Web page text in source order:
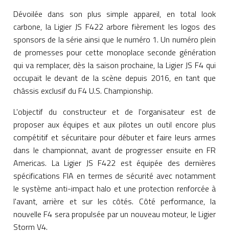
Dévoilée dans son plus simple appareil, en total look
carbone, la Ligier JS F422 arbore fièrement les logos des
sponsors de la série ainsi que le numéro 1. Un numéro plein
de promesses pour cette monoplace seconde génération
qui va remplacer, dès la saison prochaine, la Ligier JS F4 qui
occupait le devant de la scène depuis 2016, en tant que
châssis exclusif du F4 U.S. Championship.
L'objectif du constructeur et de l'organisateur est de
proposer aux équipes et aux pilotes un outil encore plus
compétitif et sécuritaire pour débuter et faire leurs armes
dans le championnat, avant de progresser ensuite en FR
Americas. La Ligier JS F422 est équipée des dernières
spécifications FIA en termes de sécurité avec notamment
le système anti-impact halo et une protection renforcée à
l'avant, arrière et sur les côtés. Côté performance, la
nouvelle F4 sera propulsée par un nouveau moteur, le Ligier
Storm V4.